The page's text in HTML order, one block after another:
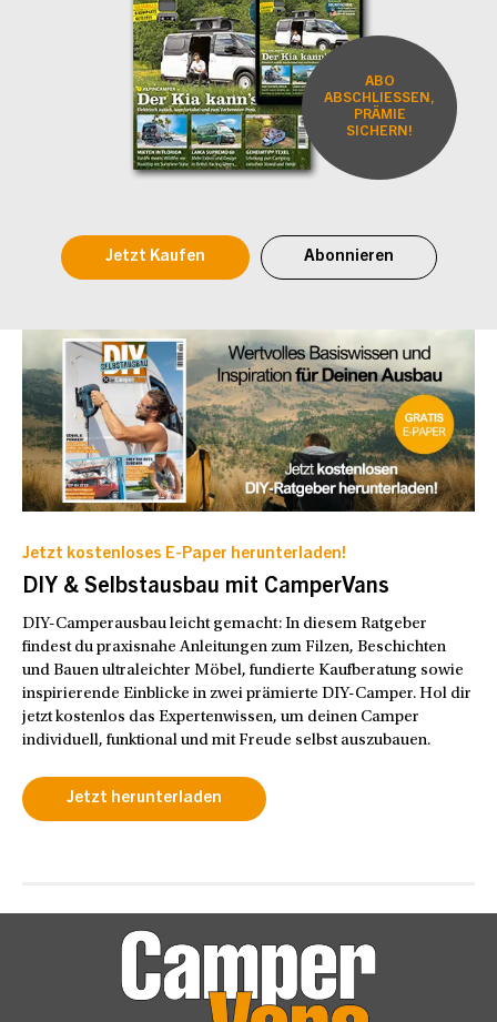
ABO
ABSCHLIESSEN,
PRÄMIE
SICHERN!
Jetzt Kaufen Abonnieren
Jetzt kostenloses E-Paper herunterladen!
DIY & Selbstausbau mit CamperVans
DIY-Camperausbau leicht gemacht: In diesem Ratgeber
findest du praxisnahe Anleitungen zum Filzen, Beschichten
und Bauen ultraleichter Möbel, fundierte Kaufberatung sowie
inspirierende Einblicke in zwei prämierte DIY-Camper. Hol dir
jetzt kostenlos das Expertenwissen, um deinen Camper
individuell, funktional und mit Freude selbst auszubauen.
Jetzt herunterladen